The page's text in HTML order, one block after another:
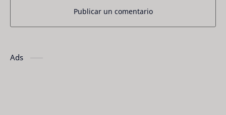
Publicar un comentario
Ads